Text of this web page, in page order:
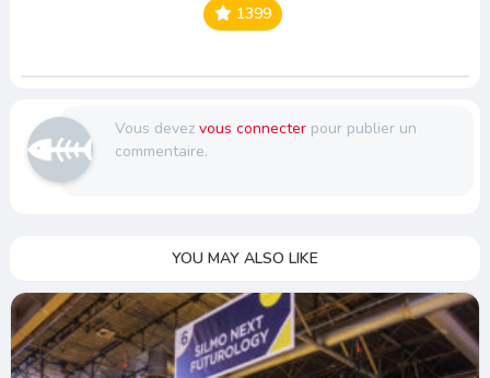
1399
Vous devez vous connecterpour publier un
commentaire.
YOU MAY ALSO LIKE